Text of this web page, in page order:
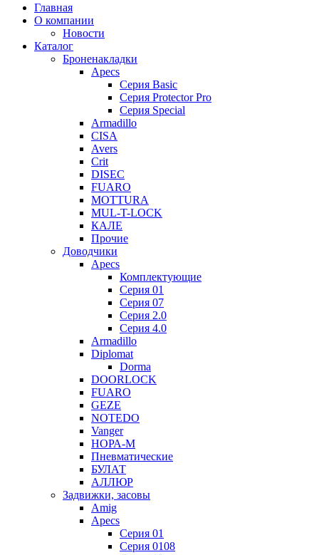
Главная
О компании
Новости
Каталог
Броненакладки
Apecs
Серия Basic
Серия Protector Pro
Серия Special
Armadillo
CISA
Avers
Crit
DISEC
FUARO
MOTTURA
MUL-T-LOCK
КАЛЕ
Прочие
Доводчики
Apecs
Комплектующие
Серия 01
Серия 07
Серия 2.0
Серия 4.0
Armadillo
Diplomat
Dorma
DOORLOCK
FUARO
GEZE
NOTEDO
Vanger
НОРА-М
Пневматические
БУЛАТ
АЛЛЮР
Задвижки, засовы
Amig
Apecs
Серия 01
Серия 0108